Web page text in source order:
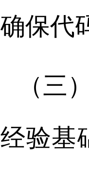
确保代
（三
经验基